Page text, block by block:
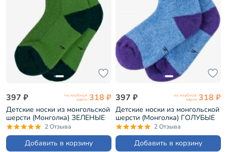
397 ₽ по клубной
карте 318 ₽
Детские носки из монгольской
шерсти (Монголка) ЗЕЛЕНЫЕ
(02133)
2 Отзыва
Добавить в корзину
397 ₽ по клубной
карте 318 ₽
Детские носки из монгольской
шерсти (Монголка) ГОЛУБЫЕ
(02134)
2 Отзыва
Добавить в корзину